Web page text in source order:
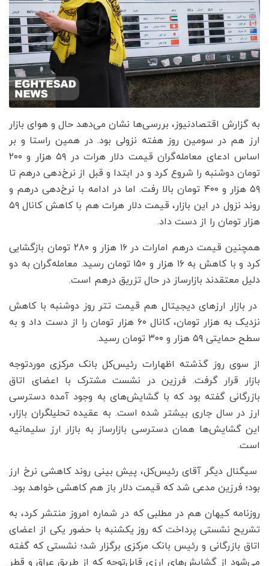
به گزارش اقتصادنیوز، بررسی‌ها نشان می‌دهد حال و هوای بازار
ارز هم در سومین روز هفته نزولی بود. در همین راستا و بر
اساس ادعای معامله‌گران قیمت دلار هرات در ۵۹ هزار و ۲۰۰
تومان دوشنبه را شروع کرد و در ابتدا و قبل از نرخ‌دهی درهم تا
۵۹ هزار و ۴۰۰ تومان بالا رفت. اما در ادامه با نرخ‌دهی درهم و
روند نزول در این بازار، قیمت دلار هرات هم با کاهش کانال ۵۹
هزار تومان را از دست داد.
همچنین قیمت درهم امارات در ۱۶ هزار و ۲۸۰ تومان بازگشایی
کرد و با کاهش به ۱۶ هزار و ۱۵۰ تومان رسید. معامله‌گران به دو
دلیل معتقدند بازارساز در حال تزریق درهم است.
در بازار ارزهای دیجیتال هم قیمت تتر روز دوشنبه با کاهش
نزدیک به هزار تومان، کانال ۶۰ هزار تومان را از دست داد و به
سطح حمایتی ۵۹ هزار و ۳۰۰ تومان رسید.
از سوی روز گذشته اظهارات رئیس‌کل بانک مرکزی موردتوجه
بازار قرار گرفت. فرزین در نشست مشترک با اعضای اتاق
بازرگانی گفته بود که با گشایش‌های به وجود آمده دسترسی
ارز در سال جاری بیشتر شده است. به عقیده تحلیلگران بازار،
این گشایش‌ها همان دسترسی بازارساز به بازار ارز سلیمانیه
است.
سیگنال دیگر آقای رئیس‌کل، پیش بینی روند کاهشی نرخ ارز
بود؛ فرزین مدعی شد که قیمت دلار باز هم کاهشی خواهد بود.
روزنامه کیهان هم در مطلبی که در شماره امروز منتشر کرد، به
تشریح نشستی پرداخت که روز یکشنبه با حضور یکی از اعضای
اتاق بازرگانی و رئیس بانک مرکزی برگزار شد؛ نشستی که گفته
می‌شود از گشایش‌های ارزی قابل‌توجه که از طریق عراق و قطر